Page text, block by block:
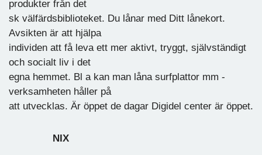
produkter från det
sk välfärdsbiblioteket. Du lånar med Ditt lånekort.
Avsikten är att hjälpa
individen att få leva ett mer aktivt, tryggt, självständigt
och socialt liv i det
egna hemmet. Bl a kan man låna surfplattor mm -
verksamheten håller på
att utvecklas. Är öppet de dagar Digidel center är öppet.
NIX